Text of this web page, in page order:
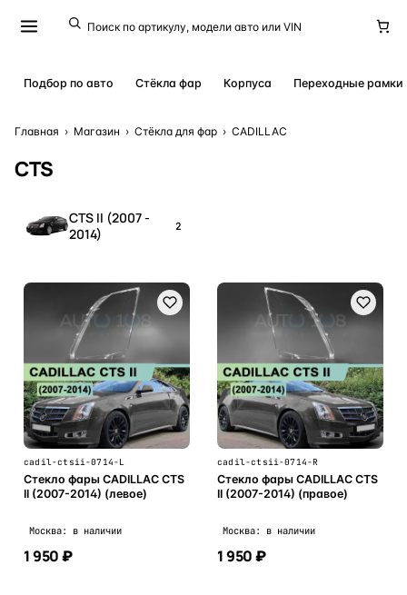
Подбор по авто Стёкла фар Корпуса Переходные рамки
Главная › Магазин › Стёкла для фар › CADILLAC
CTS
CTS II (2007 -
2014)
2
cadil-ctsii-0714-L
Стекло фары CADILLAC CTS
II (2007-2014) (левое)
Москва: в наличии
1 950 ₽
cadil-ctsii-0714-R
Стекло фары CADILLAC CTS
II (2007-2014) (правое)
Москва: в наличии
1 950 ₽